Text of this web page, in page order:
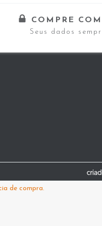
de compra.
COMPRE
Seus dados